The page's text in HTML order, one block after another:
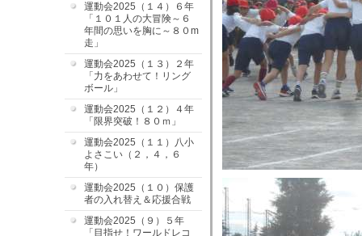
運動会2025（１４）６年
「１０１人の大冒険～６
年間の思いを胸に～８０m
走」
運動会2025（１３）２年
「力をあわせて！リング
ボール」
運動会2025（１２）４年
「限界突破！８０ｍ」
運動会2025（１１）八小
よさこい（２，４，６
年）
運動会2025（１０）保護
者の入れ替え＆応援合戦
運動会2025（９）５年
「目指せ！ワールドレコ